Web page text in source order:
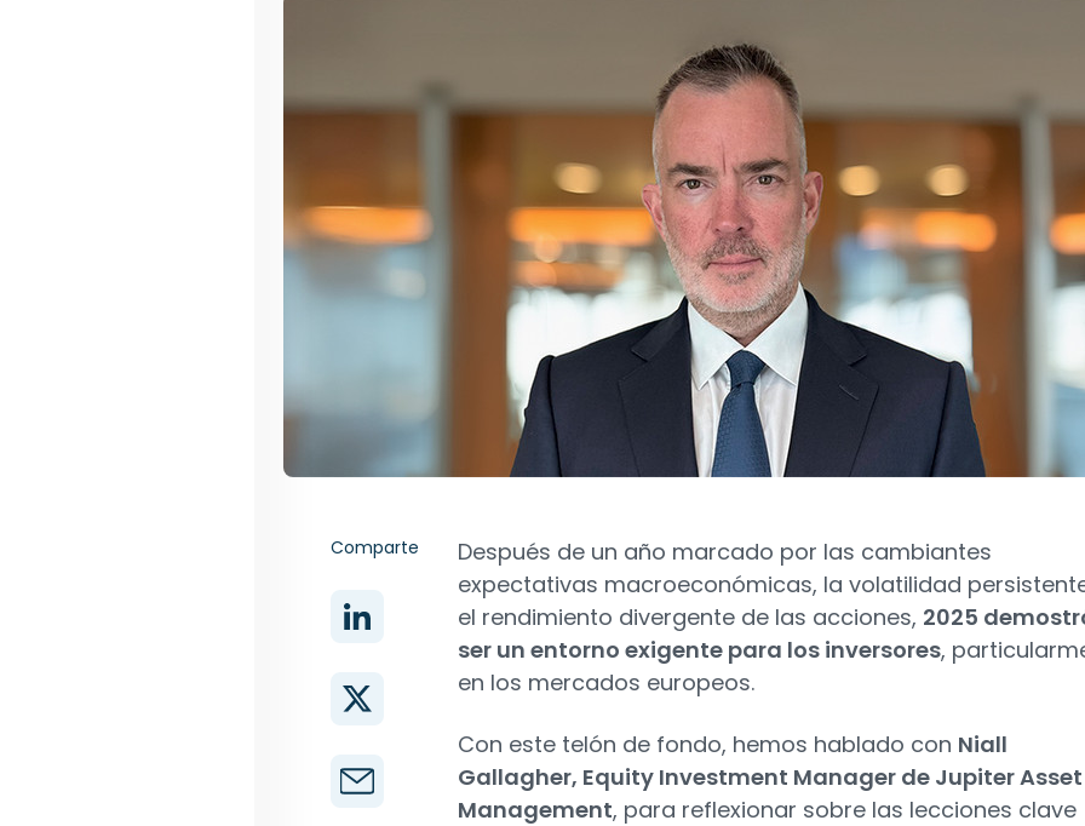
Comparte
Después de un año marcado por las cambiantes
expectativas macroeconómicas, la volatilidad
el rendimiento divergente de las acciones, 2025
ser un entorno exigente para los inversores,
en los mercados europeos.
Con este telón de fondo, hemos hablado con Niall
Gallagher, Equity Investment Manager de Jupiter Asset
Management, para reflexionar sobre las lecciones clave